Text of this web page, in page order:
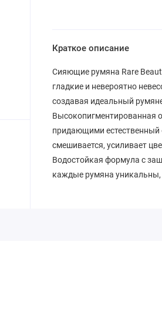
Краткое описание
Сияющие румяна Rare
гладкие и невероятно
создавая идеальный
Высокопигментированная
придающими естественный
смешивается, усиливает
Водостойкая формула с
каждые румяна